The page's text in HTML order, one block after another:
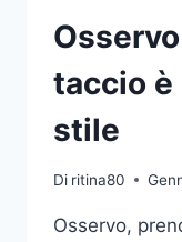
IN
taccio è
stile
Di ritina80
Osservo,